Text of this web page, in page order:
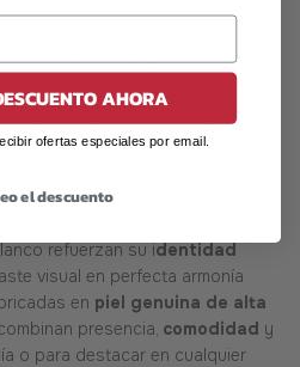
– Piel Crazy Bicolor
con Actitud Ska
en piel crazy bicolor
al estilo clásico con un giro
refuerzan su identidad
visual en perfecta armonía
en piel genuina de alta
presencia, comodidad y
o para destacar en cualquier
AHORA
ofertas especiales por email.
el descuento